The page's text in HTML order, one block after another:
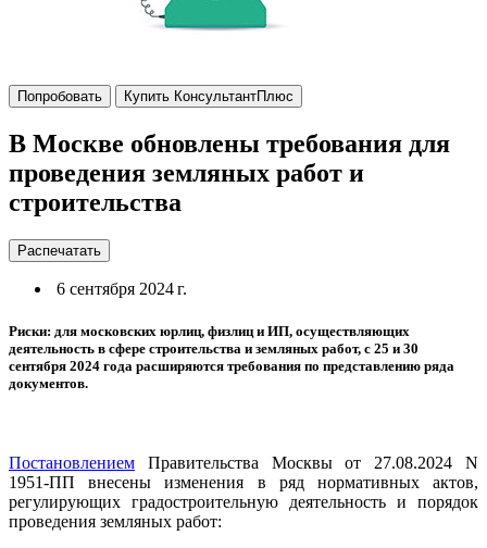
Попробовать Купить КонсультантПлюс
В Москве обновлены требования для
проведения земляных работ и
строительства
Распечатать
6 сентября 2024 г.
Риски: для московских юрлиц, физлиц и ИП, осуществляющих
деятельность в сфере строительства и земляных работ, с 25 и 30
сентября 2024 года расширяются требования по представлению ряда
документов.
Постановлением Правительства Москвы от 27.08.2024 N
1951-ПП внесены изменения в ряд нормативных актов,
регулирующих градостроительную деятельность и порядок
проведения земляных работ: